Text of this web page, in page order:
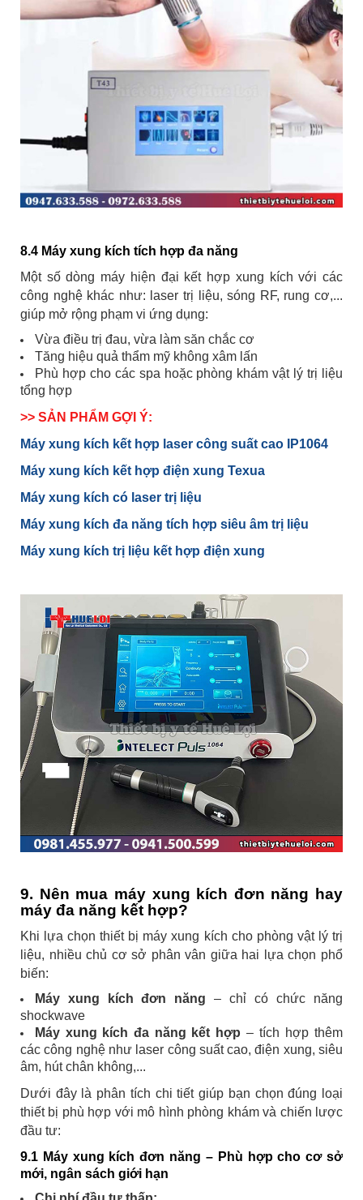
8.4 Máy xung kích tích hợp đa năng
Một số dòng máy hiện đại kết hợp xung kích với các
công nghệ khác như: laser trị liệu, sóng RF, rung cơ,...
giúp mở rộng phạm vi ứng dụng:
Vừa điều trị đau, vừa làm săn chắc cơ
Tăng hiệu quả thẩm mỹ không xâm lấn
Phù hợp cho các spa hoặc phòng khám vật lý trị liệu
tổng hợp
>> SẢN PHẨM GỢI Ý:
Máy xung kích kết hợp laser công suất cao IP1064
Máy xung kích kết hợp điện xung Texua
Máy xung kích có laser trị liệu
Máy xung kích đa năng tích hợp siêu âm trị liệu
Máy xung kích trị liệu kết hợp điện xung
9. Nên mua máy xung kích đơn năng hay
máy đa năng kết hợp?
Khi lựa chọn thiết bị máy xung kích cho phòng vật lý trị
liệu, nhiều chủ cơ sở phân vân giữa hai lựa chọn phổ
biến:
Máy xung kích đơn năng – chỉ có chức năng
shockwave
Máy xung kích đa năng kết hợp – tích hợp thêm
các công nghệ như laser công suất cao, điện xung, siêu
âm, hút chân không,...
Dưới đây là phân tích chi tiết giúp bạn chọn đúng loại
thiết bị phù hợp với mô hình phòng khám và chiến lược
đầu tư:
9.1 Máy xung kích đơn năng – Phù hợp cho cơ sở
mới, ngân sách giới hạn